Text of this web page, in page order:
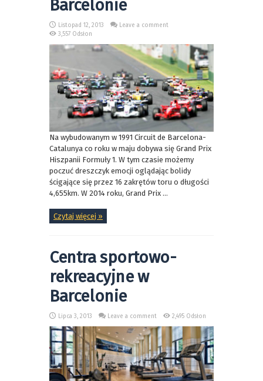
Barcelonie
Listopad 12, 2013
Leave a comment
3,557 Odsłon
Na wybudowanym w 1991 Circuit de Barcelona-
Catalunya co roku w maju dobywa się Grand Prix
Hiszpanii Formuły 1. W tym czasie możemy
poczuć dreszczyk emocji oglądając bolidy
ścigające się przez 16 zakrętów toru o długości
4,655km. W 2014 roku, Grand Prix ...
Czytaj więcej »
Centra sportowo-
rekreacyjne w
Barcelonie
Lipca 3, 2013 Leave a comment 2,495 Odsłon